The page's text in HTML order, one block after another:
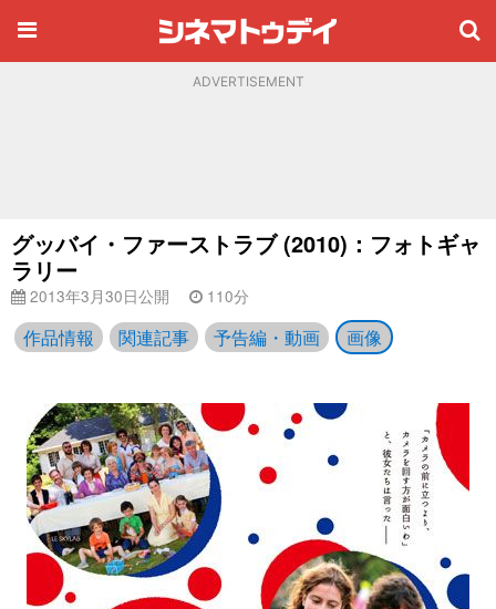
ADVERTISEMENT
グッバイ・ファーストラブ (2010)：フォトギャ
ラリー
2013年3月30日公開 110分
作品情報 関連記事 予告編・動画 画像